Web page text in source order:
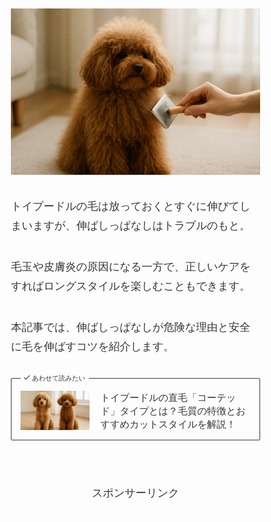
トイプードルの毛は放っておくとすぐに伸びてし
まいますが、伸ばしっぱなしはトラブルのもと。
毛玉や皮膚炎の原因になる一方で、正しいケアを
すればロングスタイルを楽しむこともできます。
本記事では、伸ばしっぱなしが危険な理由と安全
に毛を伸ばすコツを紹介します。
あわせて読みたい
トイプードルの直毛「コーテッ
ド」タイプとは？毛質の特徴とお
すすめカットスタイルを解説！
スポンサーリンク